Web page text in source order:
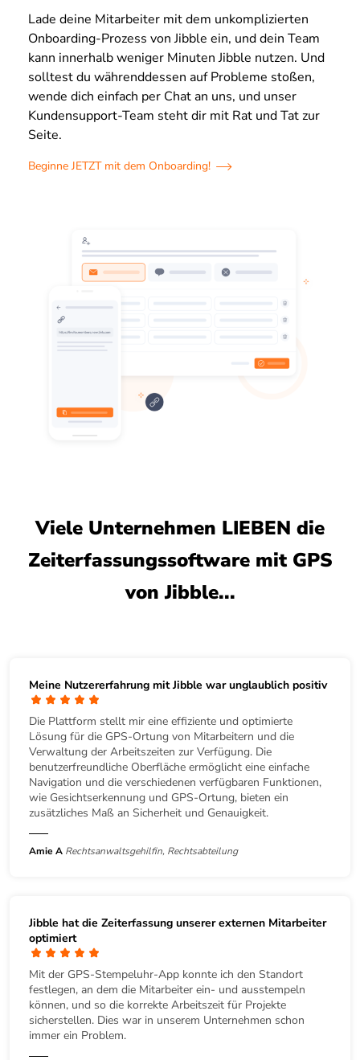
Lade deine Mitarbeiter mit dem unkomplizierten
Onboarding-Prozess von Jibble ein, und dein Team
kann innerhalb weniger Minuten Jibble nutzen. Und
solltest du währenddessen auf Probleme stoßen,
wende dich einfach per Chat an uns, und unser
Kundensupport-Team steht dir mit Rat und Tat zur
Seite.
Beginne JETZT mit dem Onboarding!
Viele Unternehmen LIEBEN die
Zeiterfassungssoftware mit GPS
von Jibble...
Meine Nutzererfahrung mit Jibble war unglaublich positiv
Die Plattform stellt mir eine effiziente und optimierte
Lösung für die GPS-Ortung von Mitarbeitern und die
Verwaltung der Arbeitszeiten zur Verfügung. Die
benutzerfreundliche Oberfläche ermöglicht eine einfache
Navigation und die verschiedenen verfügbaren Funktionen,
wie Gesichtserkennung und GPS-Ortung, bieten ein
zusätzliches Maß an Sicherheit und Genauigkeit.
Amie A Rechtsanwaltsgehilfin, Rechtsabteilung
Jibble hat die Zeiterfassung unserer externen Mitarbeiter
optimiert
Mit der GPS-Stempeluhr-App konnte ich den Standort
festlegen, an dem die Mitarbeiter ein- und ausstempeln
können, und so die korrekte Arbeitszeit für Projekte
sicherstellen. Dies war in unserem Unternehmen schon
immer ein Problem.